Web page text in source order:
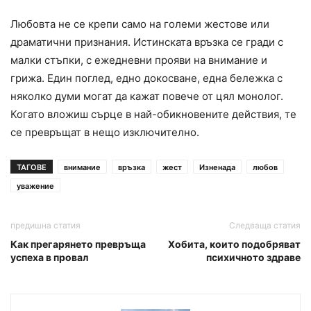
Любовта не се крепи само на големи жестове или
драматични признания. Истинската връзка се гради с
малки стъпки, с ежедневни прояви на внимание и
грижа. Един поглед, едно докосване, една бележка с
няколко думи могат да кажат повече от цял монолог.
Когато вложиш сърце в най-обикновените действия, те
се превръщат в нещо изключително.
ТАГОВЕ внимание връзка жест Изненада
любов
уважение
предишна статия
Как прегарянето превръща
успеха в провал
Следваща статия
Хобита, които подобряват
психичното здраве